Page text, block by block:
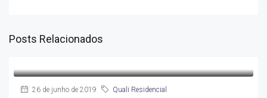
Posts Relacionados
26 de junho de 2019 Quali Residencial